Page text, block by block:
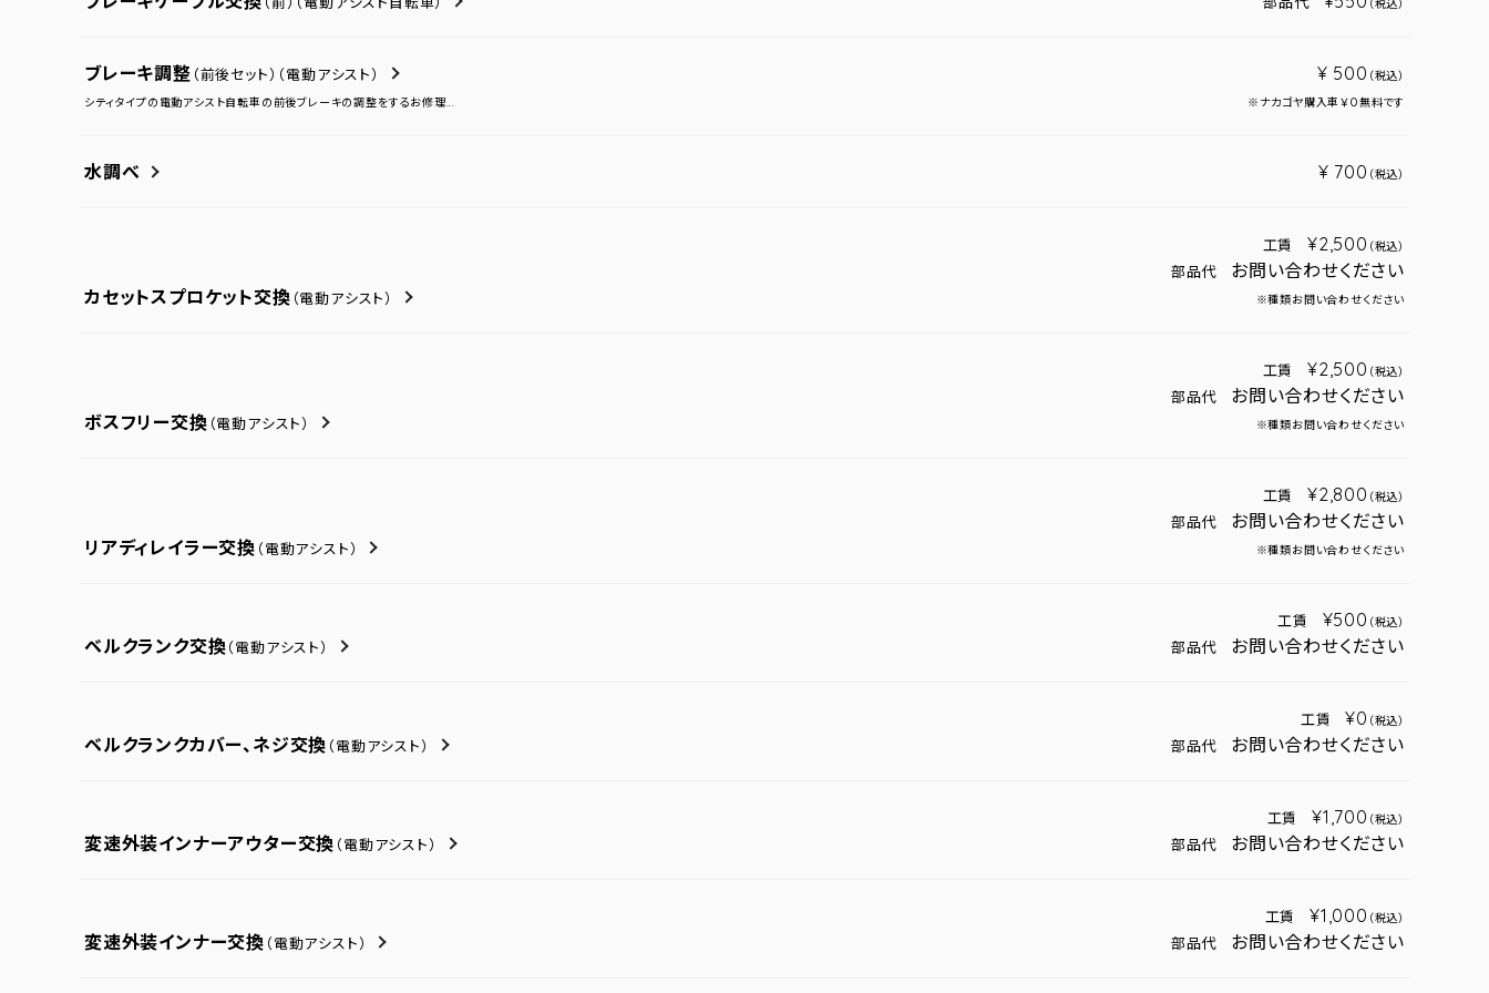
（税込）
ブレーキ調整 （前後セット） （電動アシスト）
シティタイプの電動アシスト自転車の前後ブレーキの調整をするお修理...
¥ 500 （税込）
※ナカゴヤ購入車￥０無料です
水調べ ¥ 700 （税込）
カセットスプロケット交換 （電動アシスト）
工賃 ¥2,500 （税込）
部品代 お問い合わせください
※種類お問い合わせください
ボスフリー交換 （電動アシスト）
工賃 ¥2,500 （税込）
部品代 お問い合わせください
※種類お問い合わせください
リアディレイラー交換 （電動アシスト）
工賃 ¥2,800 （税込）
部品代 お問い合わせください
※種類お問い合わせください
ベルクランク交換（電動アシスト）
工賃 ¥500 （税込）
部品代 お問い合わせください
ベルクランクカバー、ネジ交換 （電動アシスト）
工賃 ¥0 （税込）
部品代 お問い合わせください
変速外装インナーアウター交換 （電動アシスト）
工賃 ¥1,700 （税込）
部品代 お問い合わせください
変速外装インナー交換 （電動アシスト）
工賃 ¥1,000 （税込）
部品代 お問い合わせください